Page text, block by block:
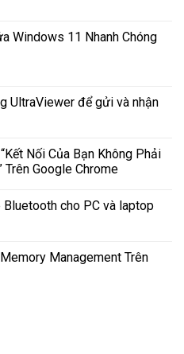
Windows 11 Nhanh Chóng
Tắt
UltraViewer để gửi và nhận
Nối Của Bạn Không Phải
Trên Google Chrome
Bluetooth cho PC và laptop
Management Trên